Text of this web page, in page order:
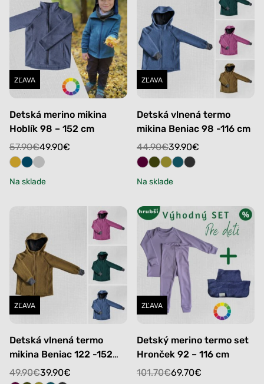
ZĽAVA
Detská merino mikina
Hoblík 98 – 152 cm
57.90€
Original
price
57.90€.
49.90€
Current
price
49.90€.
Na sklade
ZĽAVA
Detská vlnená termo
mikina Beniac 98 -116 cm
44.90€
Original
price
44.90€.
39.90€
Current
price
39.90€.
Na sklade
ZĽAVA
Detská vlnená termo
mikina Beniac 122 -152
cm
49.90€
Original39.90€
Current
ZĽAVA
Detský merino termo set
Hronček 92 – 116 cm
101.70€
Original69.70€
Current